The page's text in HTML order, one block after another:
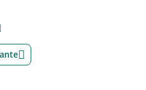
Tiene terraza propia
cochera cubierta mas